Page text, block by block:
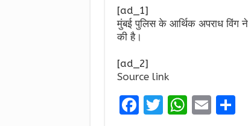
[ad_1]
मुंबई पुलिस के आर्थिक अपराध विंग
की है।
[ad_2]
Source link
F
T W E S